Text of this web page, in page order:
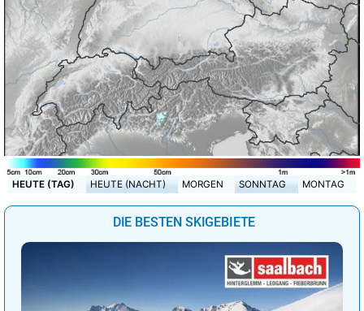
HEUTE (TAG) HEUTE (NACHT) MORGEN SONNTAG MONTAG
DIE BESTEN SKIGEBIETE